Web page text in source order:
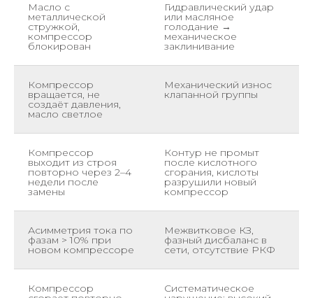
Масло с
металлической
стружкой,
компрессор
блокирован
Гидравлический удар
или масляное
голодание →
механическое
заклинивание
Компрессор
вращается, не
создаёт давления,
масло светлое
Механический износ
клапанной группы
Компрессор
выходит из строя
повторно через 2–4
недели после
замены
Контур не промыт
после кислотного
сгорания, кислоты
разрушили новый
компрессор
Асимметрия тока по
фазам > 10% при
новом компрессоре
Межвитковое КЗ,
фазный дисбаланс в
сети, отсутствие РКФ
Компрессор Систематическое